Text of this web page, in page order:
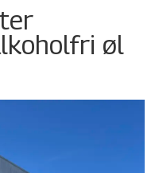
øl